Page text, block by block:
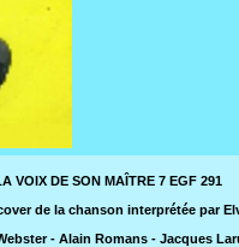
VOIX DE SON MAÎTRE 7 EGF 291
de la chanson interprétée par
- Alain Romans - Jacques